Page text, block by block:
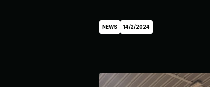
NEWS 14/2/2024